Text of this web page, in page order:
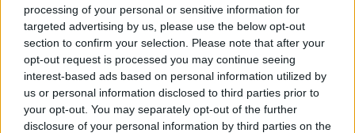
processing of your personal or sensitive information for
targeted advertising by us, please use the below opt-out
section to confirm your selection. Please note that after your
opt-out request is processed you may continue seeing
interest-based ads based on personal information utilized by
us or personal information disclosed to third parties prior to
your opt-out. You may separately opt-out of the further
disclosure of your personal information by third parties on the
Ufficio Postale
Guardia Medica
Canile